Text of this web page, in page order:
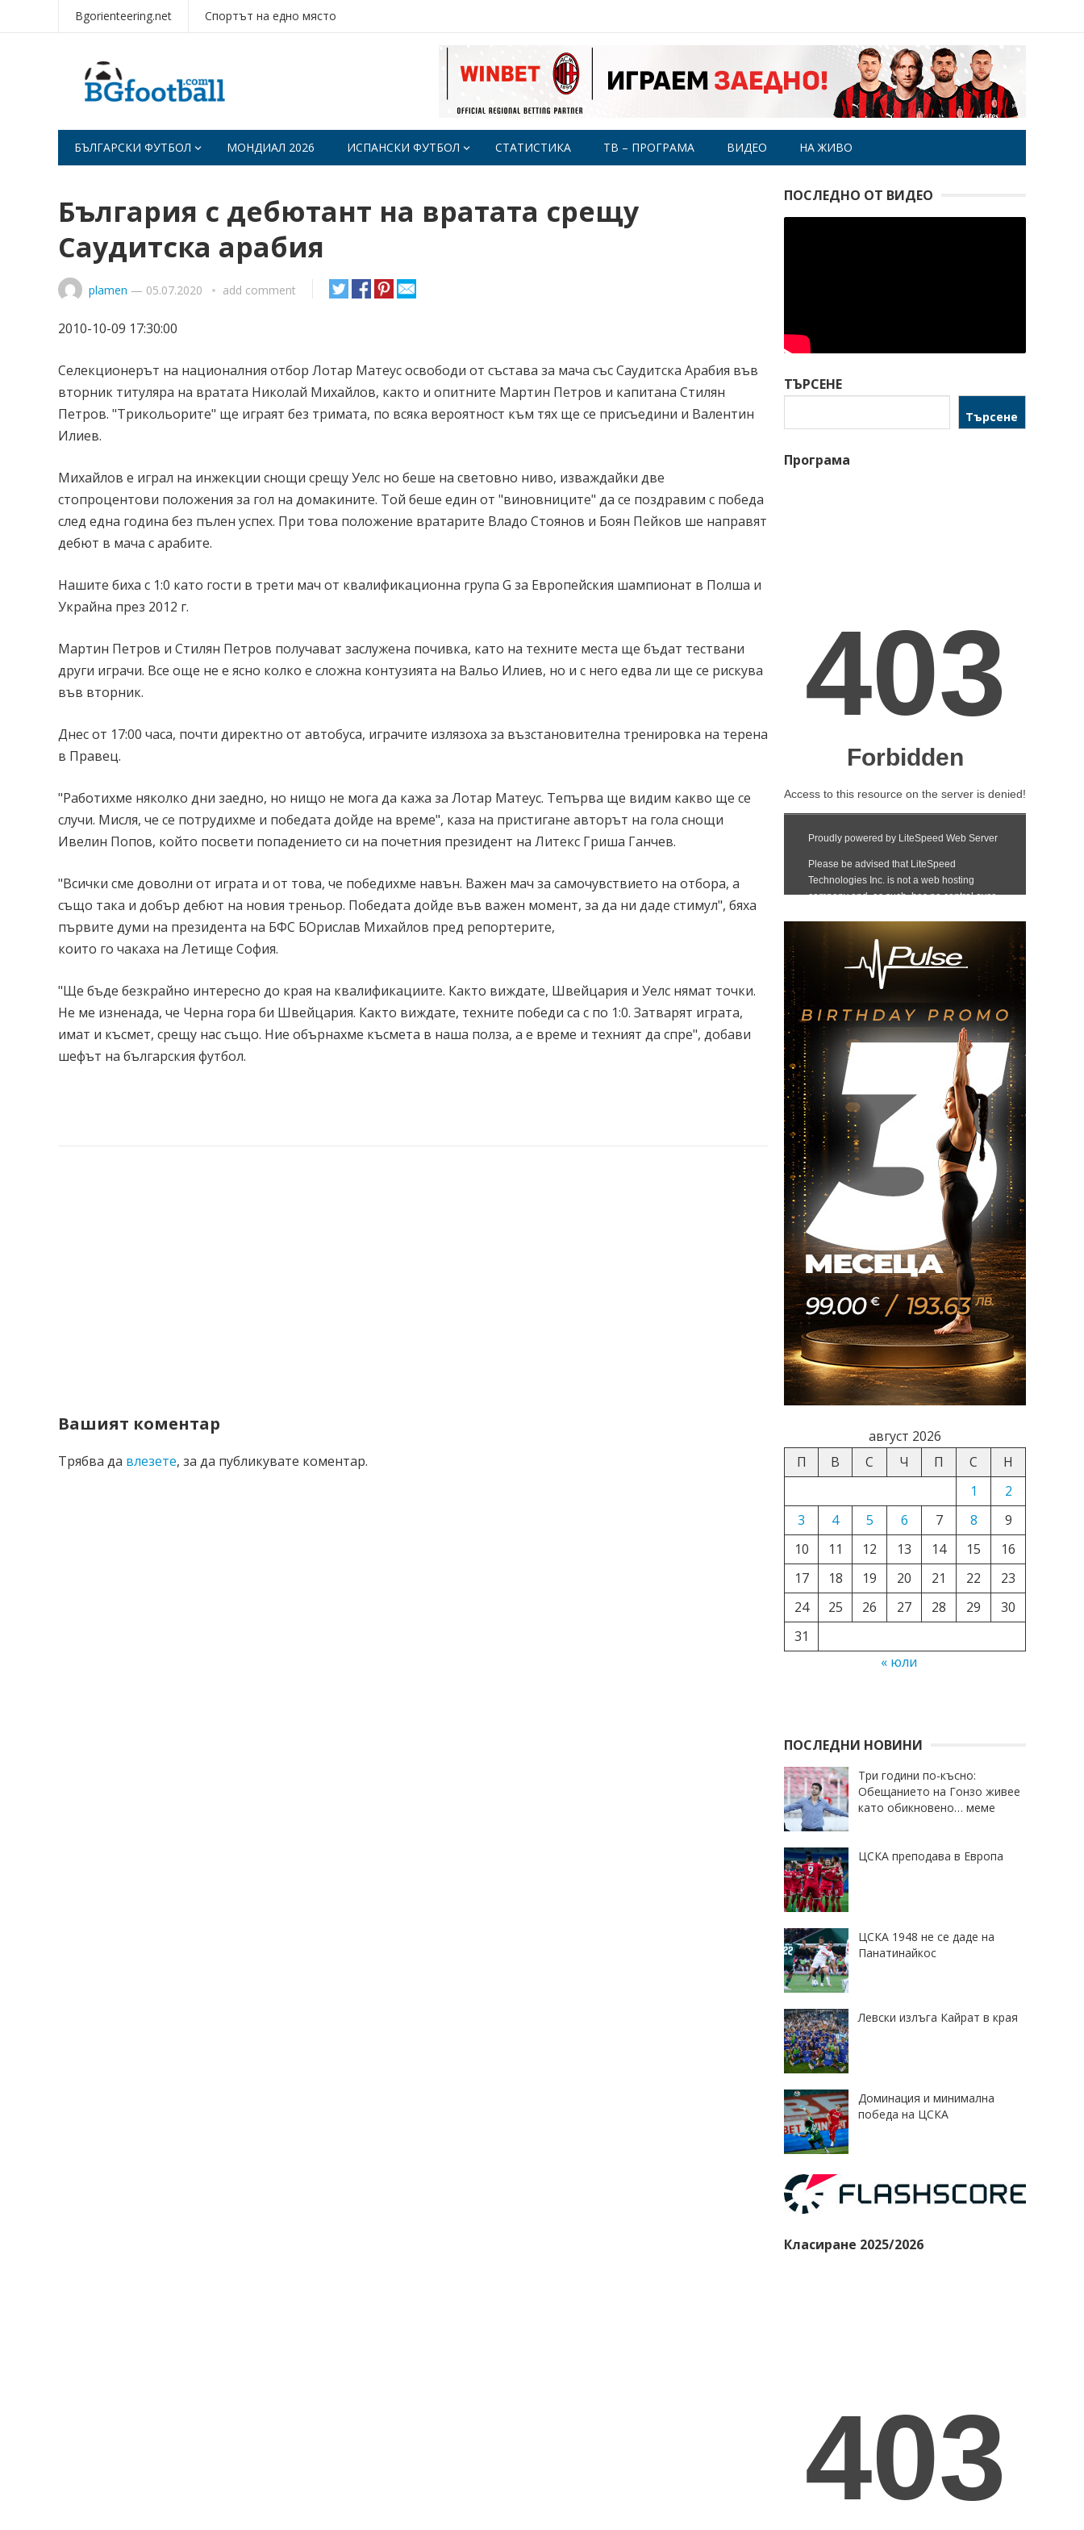
Bgorienteering.net Спортът на едно място
БЪЛГАРСКИ ФУТБОЛ МОНДИАЛ 2026 ИСПАНСКИ ФУТБОЛ СТАТИСТИКА ТВ – ПРОГРАМА ВИДЕО НА ЖИВО
България с дебютант на вратата срещу
Саудитска арабия
plamen — 05.07.2020 add comment
2010-10-09 17:30:00
Селекционерът на националния отбор Лотар Матеус освободи от състава за мача със Саудитска Арабия във
вторник титуляра на вратата Николай Михайлов, както и опитните Мартин Петров и капитана Стилян
Петров. "Трикольорите" ще играят без тримата, по всяка вероятност към тях ще се присъедини и Валентин
Илиев.
Михайлов е играл на инжекции снощи срещу Уелс но беше на световно ниво, изваждайки две
стопроцентови положения за гол на домакините. Той беше един от "виновниците" да се поздравим с победа
след една година без пълен успех. При това положение вратарите Владо Стоянов и Боян Пейков ше направят
дебют в мача с арабите.
Нашите биха с 1:0 като гости в трети мач от квалификационна група G за Европейския шампионат в Полша и
Украйна през 2012 г.
Мартин Петров и Стилян Петров получават заслужена почивка, като на техните места ще бъдат тествани
други играчи. Все още не е ясно колко е сложна контузията на Вальо Илиев, но и с него едва ли ще се рискува
във вторник.
Днес от 17:00 часа, почти директно от автобуса, играчите излязоха за възстановителна тренировка на терена
в Правец.
"Работихме няколко дни заедно, но нищо не мога да кажа за Лотар Матеус. Тепърва ще видим какво ще се
случи. Мисля, че се потрудихме и победата дойде на време", каза на пристигане авторът на гола снощи
Ивелин Попов, който посвети попадението си на почетния президент на Литекс Гриша Ганчев.
"Всички сме доволни от играта и от това, че победихме навън. Важен мач за самочувствието на отбора, а
също така и добър дебют на новия треньор. Победата дойде във важен момент, за да ни даде стимул", бяха
първите думи на президента на БФС БОрислав Михайлов пред репортерите,
които го чакаха на Летище София.
"Ще бъде безкрайно интересно до края на квалификациите. Както виждате, Швейцария и Уелс нямат точки.
Не ме изненада, че Черна гора би Швейцария. Както виждате, техните победи са с по 1:0. Затварят играта,
имат и късмет, срещу нас също. Ние обърнахме късмета в наша полза, а е време и техният да спре", добави
шефът на българския футбол.
Вашият коментар
Трябва да влезете, за да публикувате коментар.
ПОСЛЕДНО ОТ ВИДЕО
ТЪРСЕНЕ
Търсене
Програма
август 2026
П
В С Ч П С
Н
1
2
3
4 5 6 7 8
9
10
11 12 13 14 15
16
17
18 19 20 21 22
23
24
25 26 27 28 29
30
31
« юли
ПОСЛЕДНИ НОВИНИ
Три години по-късно:
Обещанието на Гонзо живее
като обикновено… меме
ЦСКА преподава в Европа
ЦСКА 1948 не се даде на
Панатинайкос
Левски излъга Кайрат в края
Доминация и минимална
победа на ЦСКА
Класиране 2025/2026